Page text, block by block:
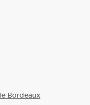
Bordeaux